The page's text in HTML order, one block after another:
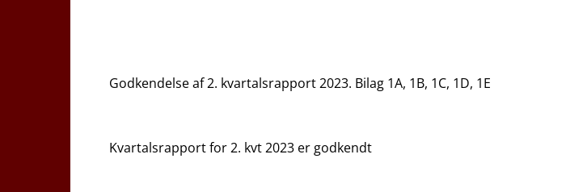
Godkendelse af 2. kvartalsrapport 2023. Bilag 1A, 1B, 1C, 1D, 1E
Kvartalsrapport for 2. kvt 2023 er godkendt